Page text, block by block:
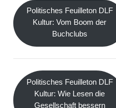
Politisches Feuilleton DLF
Kultur: Vom Boom der
Buchclubs
Politisches Feuilleton DLF
Kultur: Wie Lesen die
Gesellschaft bessern